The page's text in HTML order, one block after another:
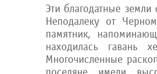
Эти благодатные
Неподалеку от
памятник,
находилась гавань
Многочисленные